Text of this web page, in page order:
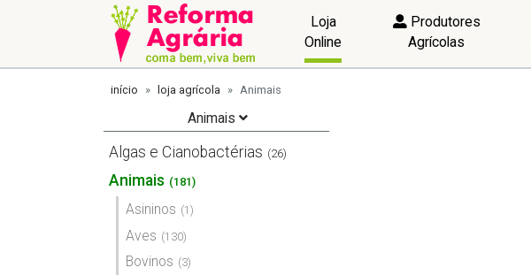
Loja
Online
Produtores
Agrícolas
início loja agrícola Animais
Animais
Algas e Cianobactérias (26)
Animais (181)
Asininos (1)
Aves (130)
Bovinos (3)